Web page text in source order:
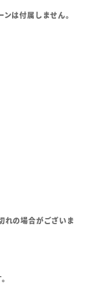
は付属しません。
れの場合がございま